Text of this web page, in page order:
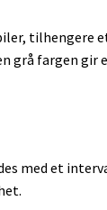
tilhengere
grå fargen
med et